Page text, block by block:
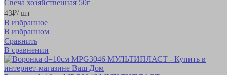
Свеча хозяйственная 50г
43₽/ шт
В избранное
В избранном
Сравнить
В сравнении